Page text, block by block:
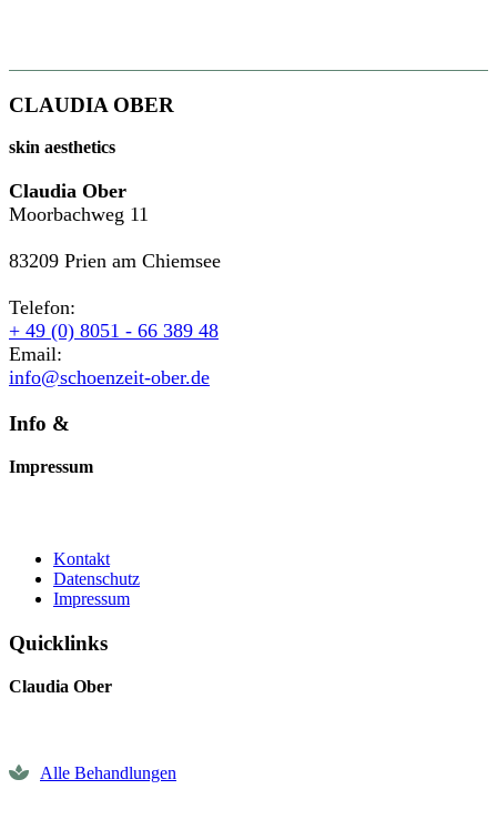
CLAUDIA OBER
skin aesthetics
Claudia Ober
Moorbachweg 11
83209 Prien am Chiemsee
Telefon:
+ 49 (0) 8051 - 66 389 48
Email:
info@schoenzeit-ober.de
Info &
Impressum
Kontakt
Datenschutz
Impressum
Quicklinks
Claudia Ober
Alle Behandlungen